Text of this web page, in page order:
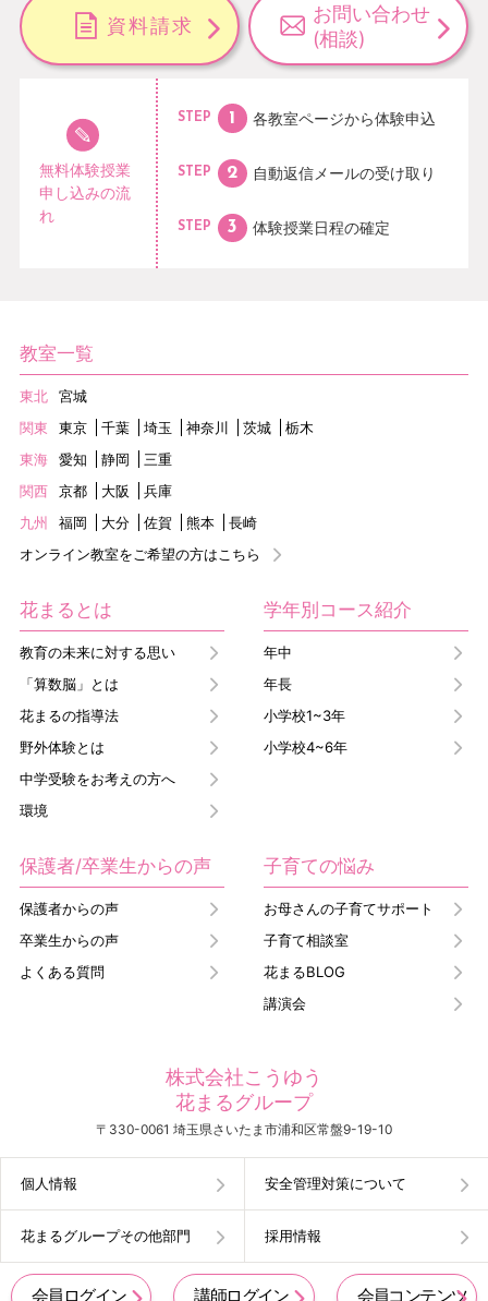
資料請求
お問い合わせ
(相談)
無料体験授業
申し込みの流
れ
STEP 各教室ページから体験申込
STEP 自動返信メールの受け取り
STEP 体験授業日程の確定
教室一覧
東北
宮城
関東
東京 千葉 埼玉 神奈川 茨城
栃木
東海
愛知 静岡
三重
関西
京都 大阪
兵庫
九州
福岡 大分 佐賀 熊本
長崎
オンライン教室をご希望の方はこちら
花まるとは
教育の未来に対する思い
「算数脳」とは
花まるの指導法
野外体験とは
中学受験をお考えの方へ
環境
学年別コース紹介
年中
年長
小学校1~3年
小学校4~6年
保護者/卒業生からの声
保護者からの声
卒業生からの声
よくある質問
子育ての悩み
お母さんの子育てサポート
子育て相談室
花まるBLOG
講演会
株式会社こうゆう
花まるグループ
〒330-0061 埼玉県さいたま市浦和区常盤9-19-10
個人情報 安全管理対策について
花まるグループその他部門 採用情報
会員ログイン 講師ログイン 会員コンテンツ